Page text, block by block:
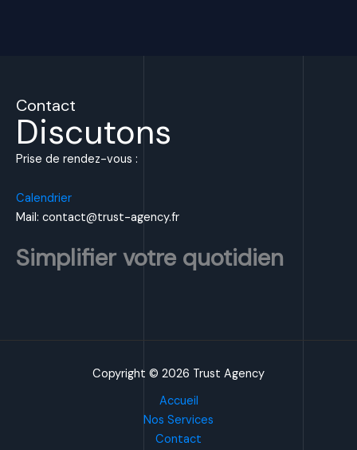
Contact
Discutons
Prise de rendez-vous :
Calendrier
Mail: contact@trust-agency.fr
Simplifier votre quotidien
Copyright © 2026 Trust Agency
Accueil
Nos Services
Contact